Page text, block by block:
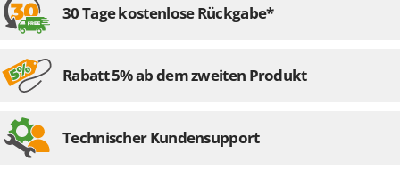
30 Tage kostenlose Rückgabe*
Rabatt 5% ab dem zweiten Produkt
Technischer Kundensupport